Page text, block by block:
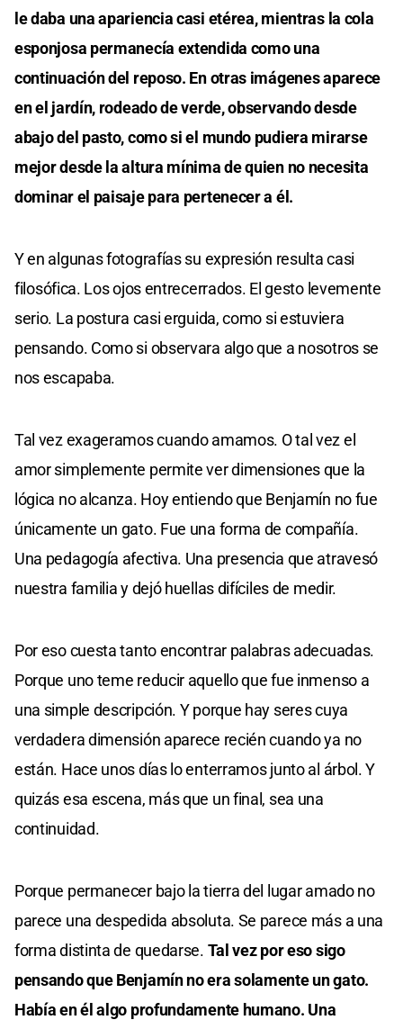
le daba una apariencia casi etérea, mientras la cola
esponjosa permanecía extendida como una
continuación del reposo. En otras imágenes aparece
en el jardín, rodeado de verde, observando desde
abajo del pasto, como si el mundo pudiera mirarse
mejor desde la altura mínima de quien no necesita
dominar el paisaje para pertenecer a él.
Y en algunas fotografías su expresión resulta casi
filosófica. Los ojos entrecerrados. El gesto levemente
serio. La postura casi erguida, como si estuviera
pensando. Como si observara algo que a nosotros se
nos escapaba.
Tal vez exageramos cuando amamos. O tal vez el
amor simplemente permite ver dimensiones que la
lógica no alcanza. Hoy entiendo que Benjamín no fue
únicamente un gato. Fue una forma de compañía.
Una pedagogía afectiva. Una presencia que atravesó
nuestra familia y dejó huellas difíciles de medir.
Por eso cuesta tanto encontrar palabras adecuadas.
Porque uno teme reducir aquello que fue inmenso a
una simple descripción. Y porque hay seres cuya
verdadera dimensión aparece recién cuando ya no
están. Hace unos días lo enterramos junto al árbol. Y
quizás esa escena, más que un final, sea una
continuidad.
Porque permanecer bajo la tierra del lugar amado no
parece una despedida absoluta. Se parece más a una
forma distinta de quedarse. Tal vez por eso sigo
pensando que Benjamín no era solamente un gato.
Había en él algo profundamente humano. Una